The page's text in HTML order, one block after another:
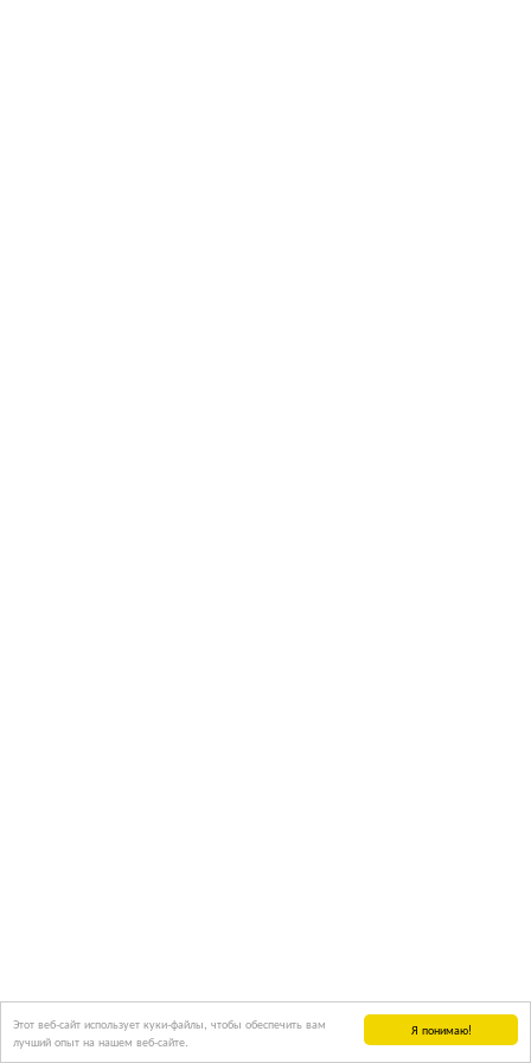
Я понимаю!
Этот веб-сайт использует куки-файлы, чтобы обеспечить вам
лучший опыт на нашем веб-сайте.